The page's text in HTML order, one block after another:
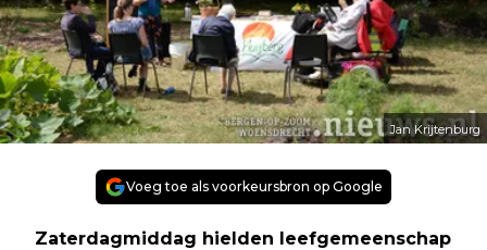
Jan Krijtenburg
Voeg toe als voorkeursbron op Google
Zaterdagmiddag hielden leefgemeenschap